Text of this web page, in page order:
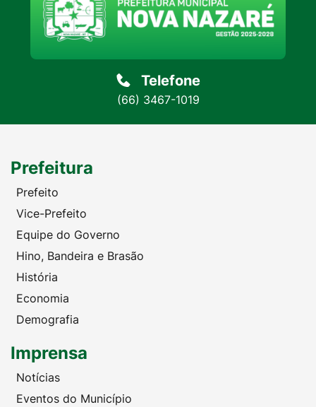
Telefone
(66) 3467-1019
Prefeitura
Prefeito
Vice-Prefeito
Equipe do Governo
Hino, Bandeira e Brasão
História
Economia
Demografia
Imprensa
Notícias
Eventos do Município